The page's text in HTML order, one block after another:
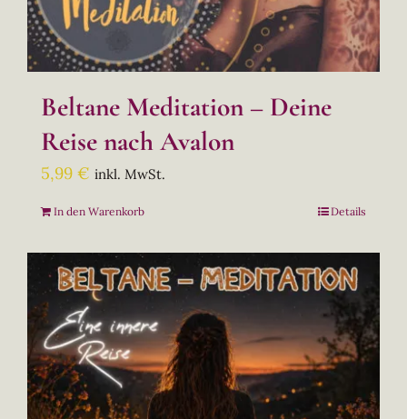
Beltane Meditation – Deine
Reise nach Avalon
5,99 € inkl. MwSt.
In den Warenkorb Details